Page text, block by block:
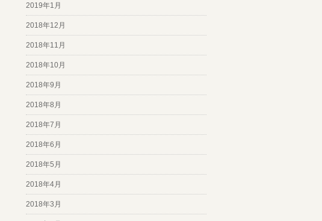
2019年1月
2018年12月
2018年11月
2018年10月
2018年9月
2018年8月
2018年7月
2018年6月
2018年5月
2018年4月
2018年3月